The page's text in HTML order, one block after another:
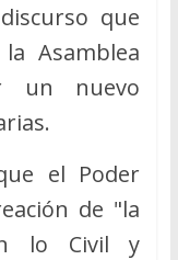
que
Asamblea
un nuevo
el Poder
de "la
lo Civil y